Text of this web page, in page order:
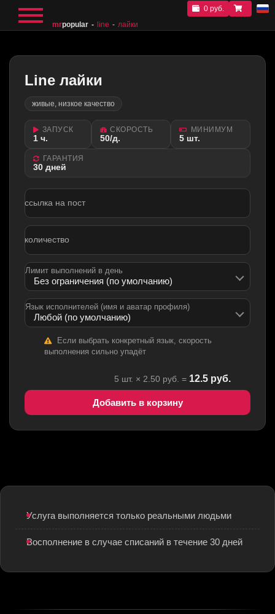
mrpopular line лайки
0 руб.
Line лайки
живые, низкое качество
ЗАПУСК
1 ч.
СКОРОСТЬ
50/д.
МИНИМУМ
5 шт.
ГАРАНТИЯ
30 дней
ссылка на пост
количество
Лимит выполнений в день
Язык исполнителей (имя и аватар профиля)
Если выбрать конкретный язык, скорость
выполнения сильно упадёт
5 шт. × 2.50 руб. = 12.5 руб.
Добавить в корзину
Услуга выполняется только реальными людьми
Восполнение в случае списаний в течение 30 дней